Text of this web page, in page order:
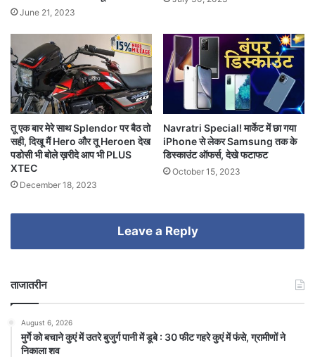
June 21, 2023
तू एक बार मेरे साथ Splendor पर बैठ तो
सही, दिखू मैं Hero और तू Heroen देख
पडोसी भी बोले ख़रीदे आप भी PLUS
XTEC
December 18, 2023
Navratri Special! मार्केट में छा गया
iPhone से लेकर Samsung तक के
डिस्काउंट ऑफर्स, देखे फटाफट
October 15, 2023
Leave a Reply
ताजातरीन
August 6, 2026
मुर्गे को बचाने कुएं में उतरे बुजुर्ग पानी में डूबे : 30 फीट गहरे कुएं में फंसे, ग्रामीणों ने
निकाला शव